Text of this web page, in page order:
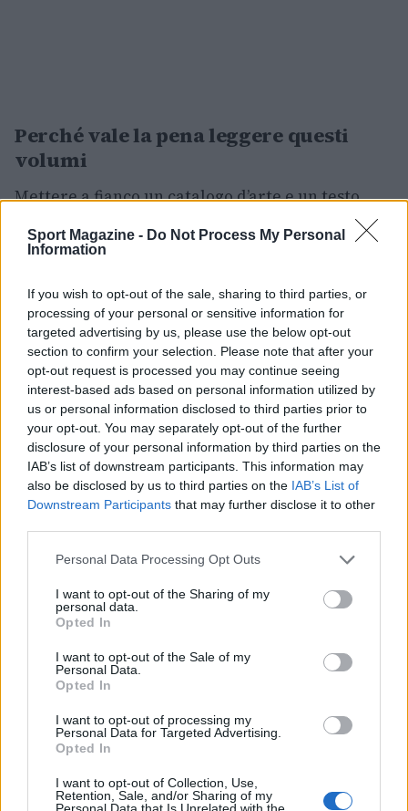
Sport Magazine - Do Not Process My Personal
Information
If you wish to opt-out of the sale, sharing to third parties, or
processing of your personal or sensitive information for
targeted advertising by us, please use the below opt-out
section to confirm your selection. Please note that after your
opt-out request is processed you may continue seeing
interest-based ads based on personal information utilized by
us or personal information disclosed to third parties prior to
your opt-out. You may separately opt-out of the further
disclosure of your personal information by third parties on the
IAB’s list of downstream participants. This information may
also be disclosed by us to third parties on the IAB’s List of
Downstream Participants that may further disclose it to other
Please note that this website/app uses one or more Google
not limited to your visit or usage behaviour. You may click to
grant or deny consent to Google and its third-party tags to
use your data for below specified purposes in below Google
consent section.
Personal Data Processing Opt Outs
I want to opt-out of the Sharing of my
personal data.
Opted In
I want to opt-out of the Sale of my
Personal Data.
Opted In
I want to opt-out of processing my
Personal Data for Targeted Advertising.
Opted In
I want to opt-out of Collection, Use,
Retention, Sale, and/or Sharing of my
Personal Data that Is Unrelated with the
Perché vale la pena leggere questi
volumi
Mettere a fianco un catalogo d’arte e un testo
tecnico può sembrare insolito, ma entrambi i
libri rispondono alla stessa esigenza:
catalogo suArturo Martiniconserva tracce
visive e interpretative di un percorso artistico,
mentre il volume suMauro Forghiericonserva
know-how tecnico e memorie professionali che
spiegano l’evoluzione dellaFormula 1. In
entrambi i casi si trova un equilibrio tra
immagini, testi critici e dati editoriali che
rendono le pubblicazioni risorse preziose per
studiosi, appassionati e operatori del settore.
Luca Bellini
Luca Bellini proviene dalle cucine torinesi:
davanti al mercato di Porta Palazzo ha
lasciato il lavoro in brigata per il giornalismo
tradotte in chiave contemporanea, porta la
firma su inchieste su mercati rionali e